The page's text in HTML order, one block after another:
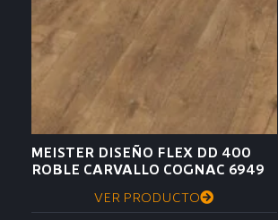
MEISTER DISEÑO FLEX DD 400
ROBLE CARVALLO COGNAC 6949
VER PRODUCTO